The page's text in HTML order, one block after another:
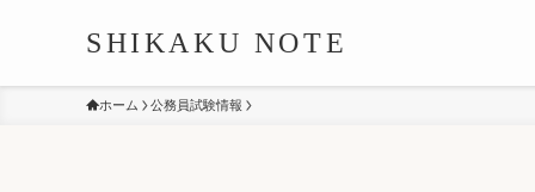
SHIKAKU NOTE
ホーム 公務員試験情報